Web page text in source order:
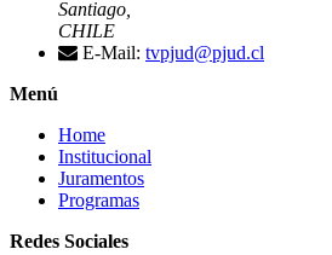
Santiago,
CHILE
E-Mail: tvpjud@pjud.cl
Menú
Home
Institucional
Juramentos
Programas
Redes Sociales